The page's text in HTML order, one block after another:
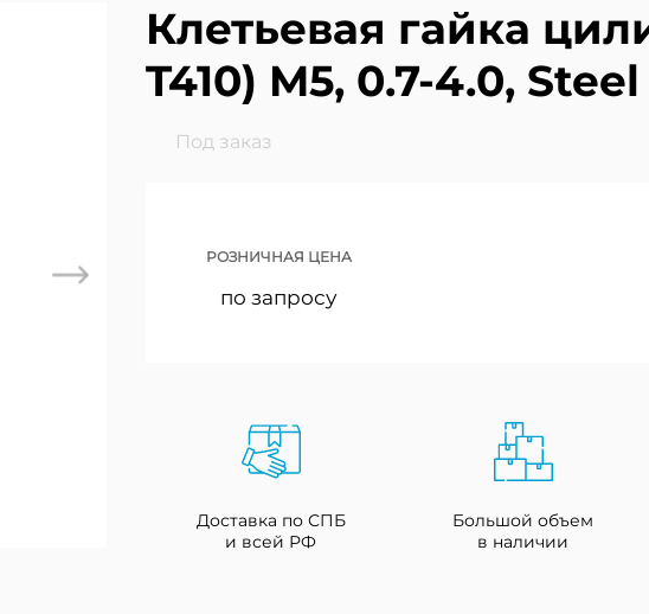
Клетьевая гайка
T410) M5, 0.7-4.0, Steel
Под заказ
РОЗНИЧНАЯ ЦЕНА
по запросу
Доставка по СПБ
и всей РФ
Большой объем
в наличии